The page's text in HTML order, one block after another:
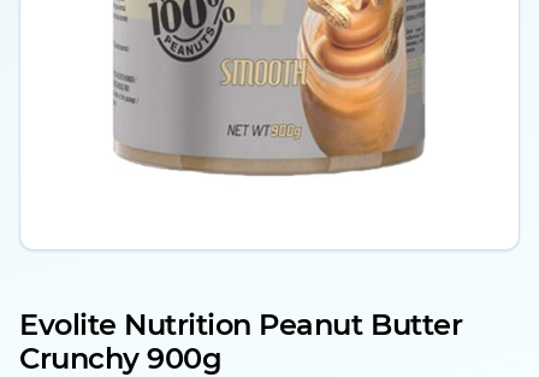
Evolite Nutrition Peanut Butter
Crunchy 900g